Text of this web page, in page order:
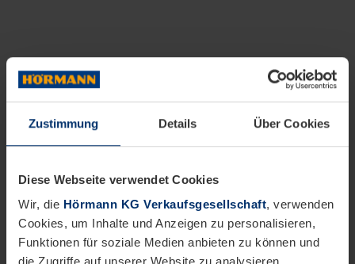
Zustimmung Details Über Cookies
Diese Webseite verwendet Cookies
Wir, die Hörmann KG Verkaufsgesellschaft, verwenden
Cookies, um Inhalte und Anzeigen zu personalisieren,
Funktionen für soziale Medien anbieten zu können und